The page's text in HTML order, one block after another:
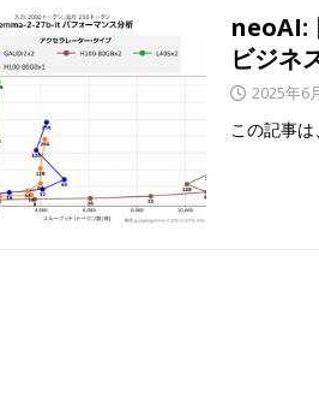
neoAI:
ビジネ
2025年6
この記事